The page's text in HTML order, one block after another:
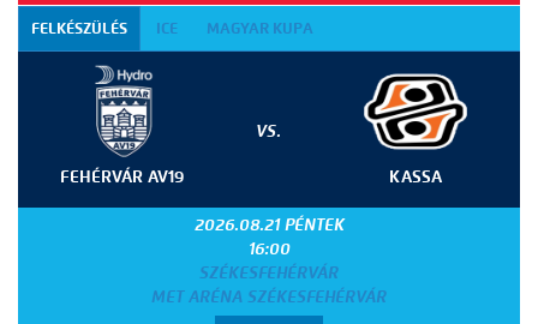
FELKÉSZÜLÉS ICE MAGYAR KUPA
FEHÉRVÁR AV19
VS.
KASSA
2026.08.21 PÉNTEK
16:00
SZÉKESFEHÉRVÁR
MET ARÉNA SZÉKESFEHÉRVÁR